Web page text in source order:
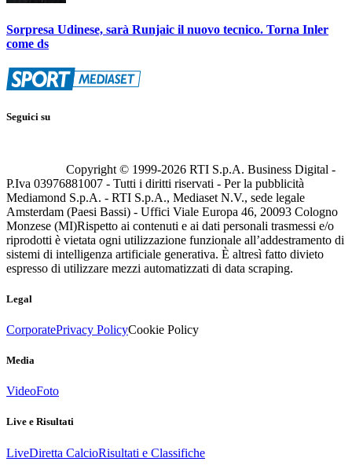
Sorpresa Udinese, sarà Runjaic il nuovo tecnico. Torna Inler
come ds
Seguici su
Copyright © 1999-2026 RTI S.p.A. Business Digital -
P.Iva 03976881007 - Tutti i diritti riservati - Per la pubblicità
Mediamond S.p.A. - RTI S.p.A., Mediaset N.V., sede legale
Amsterdam (Paesi Bassi) - Uffici Viale Europa 46, 20093 Cologno
Monzese (MI)Rispetto ai contenuti e ai dati personali trasmessi e/o
riprodotti è vietata ogni utilizzazione funzionale all’addestramento di
sistemi di intelligenza artificiale generativa. È altresì fatto divieto
espresso di utilizzare mezzi automatizzati di data scraping.
Legal
CorporatePrivacy PolicyCookie Policy
Media
VideoFoto
Live e Risultati
LiveDiretta CalcioRisultati e Classifiche